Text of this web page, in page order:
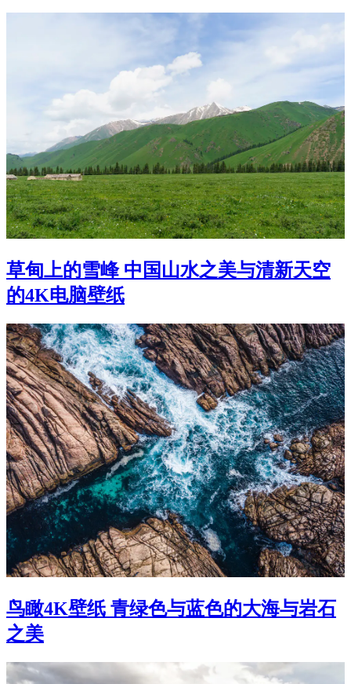
草甸上的雪峰 中国山水之美与清新天空
的4K电脑壁纸
鸟瞰4K壁纸 青绿色与蓝色的大海与岩石
之美